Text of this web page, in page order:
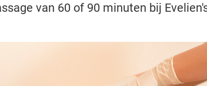
van 60 of 90 minuten bij